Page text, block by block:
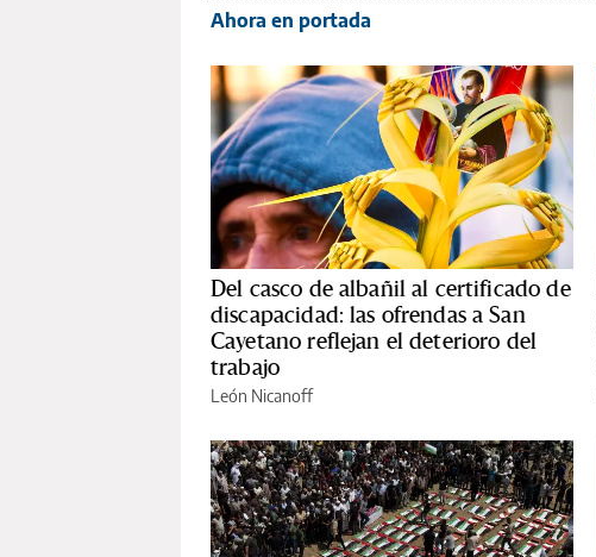
Ahora en portada
Del casco de albañil al certificado de
discapacidad: las ofrendas a San
Cayetano reflejan el deterioro del
trabajo
León Nicanoff